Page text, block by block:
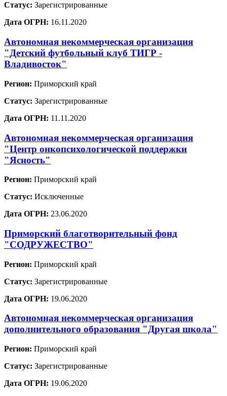
Статус: Зарегистрированные
Дата ОГРН: 16.11.2020
Автономная некоммерческая организация
"Детский футбольный клуб ТИГР -
Владивосток"
Регион: Приморский край
Статус: Зарегистрированные
Дата ОГРН: 11.11.2020
Автономная некоммерческая организация
"Центр онкопсихологической поддержки
"Ясность"
Регион: Приморский край
Статус: Исключенные
Дата ОГРН: 23.06.2020
Приморский благотворительный фонд
"СОДРУЖЕСТВО"
Регион: Приморский край
Статус: Зарегистрированные
Дата ОГРН: 19.06.2020
Автономная некоммерческая организация
дополнительного образования "Другая школа"
Регион: Приморский край
Статус: Зарегистрированные
Дата ОГРН: 19.06.2020